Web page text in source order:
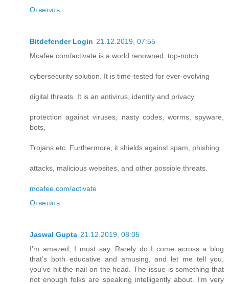
Ответить
Bitdefender Login 21.12.2019, 07:55
Mcafee.com/activate is a world renowned, top-notch
cybersecurity solution. It is time-tested for ever-evolving
digital threats. It is an antivirus, identity and privacy
protection against viruses, nasty codes, worms, spyware,
bots,
Trojans etc. Furthermore, it shields against spam, phishing
attacks, malicious websites, and other possible threats.
mcafee.com/activate
Ответить
Jaswal Gupta 21.12.2019, 08:05
I’m amazed, I must say. Rarely do I come across a blog
that’s both educative and amusing, and let me tell you,
you've hit the nail on the head. The issue is something that
not enough folks are speaking intelligently about. I'm very